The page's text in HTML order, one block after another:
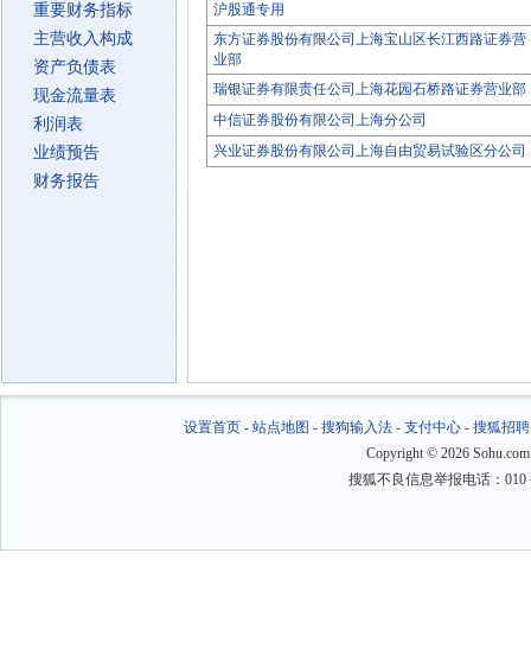
重要财务指标
主营收入构成
资产负债表
现金流量表
利润表
业绩预告
财务报告
沪股通专用
东方证券股份有限公司上海宝山区长江西路证券营
业部
瑞银证券有限责任公司上海花园石桥路证券营业部
中信证券股份有限公司上海分公司
兴业证券股份有限公司上海自由贸易试验区分公司
设置首页- 站点地图 - 搜狗输入法- 支付中心- 搜狐招聘
Copyright © 2026
搜狐不良信息举报电话：010